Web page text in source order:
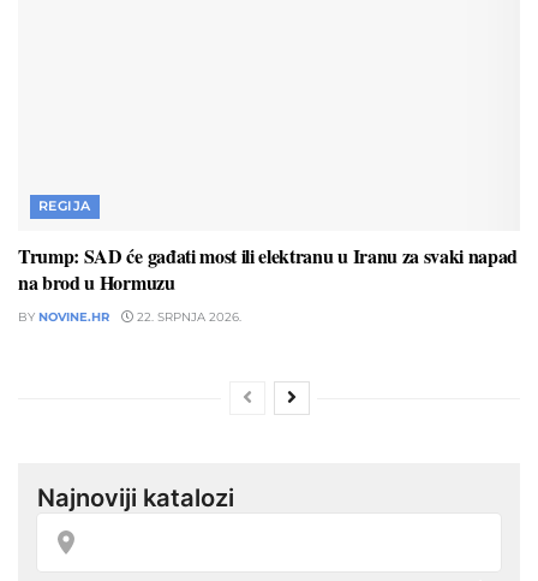
REGIJA
Trump: SAD će gađati most ili elektranu u Iranu za svaki napad
na brod u Hormuzu
BY NOVINE.HR 22. SRPNJA 2026.